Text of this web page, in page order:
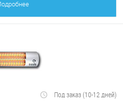
Под заказ (10-12 дней)